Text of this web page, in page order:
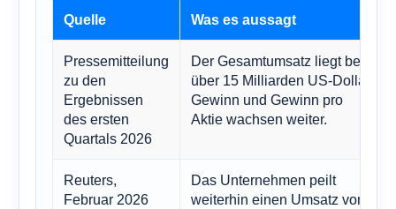
Quelle Was es aussagt
Pressemitteilung
zu den
Ergebnissen
des ersten
Quartals 2026
Der Gesamtumsatz liegt bei
über 15 Milliarden US-Dollar,
Gewinn und Gewinn pro
Aktie wachsen weiter.
Reuters,
Februar 2026
Das Unternehmen peilt
weiterhin einen Umsatz von